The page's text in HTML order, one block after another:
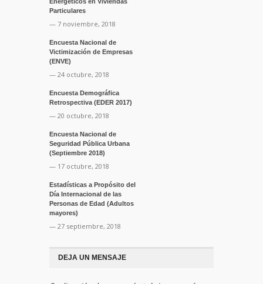
Particulares
— 7 noviembre, 2018
Encuesta Nacional de
Victimización de Empresas
(ENVE)
— 24 octubre, 2018
Encuesta Demográfica
Retrospectiva (EDER 2017)
— 20 octubre, 2018
Encuesta Nacional de
Seguridad Pública Urbana
(Septiembre 2018)
— 17 octubre, 2018
Estadísticas a Propósito del
Día Internacional de las
Personas de Edad (Adultos
mayores)
— 27 septiembre, 2018
DEJA UN MENSAJE